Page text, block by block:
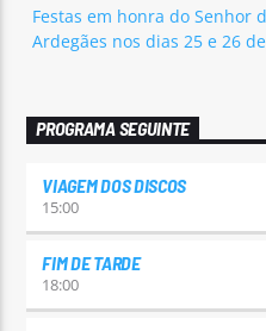
Festas em honra do Senhor
Ardegães nos dias 25 e 26
PROGRAMA SEGUINTE
VIAGEM DOS DISCOS
15:00
FIM DE TARDE
18:00